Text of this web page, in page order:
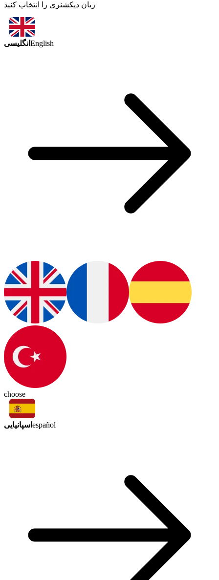
زبان دیکشنری را انتخاب کنید
انگلیسی English
choose
اسپانیایی español